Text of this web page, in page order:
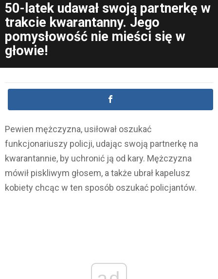
50-latek udawał swoją partnerkę w
trakcie kwarantanny. Jego
pomysłowość nie mieści się w
głowie!
Pewien mężczyzna, usiłował oszukać
funkcjonariuszy policji, udając swoją partnerkę na
kwarantannie, by uchronić ją od kary. Mężczyzna
mówił piskliwym głosem, a także ubrał kapelusz
kobiety chcąc w ten sposób oszukać policjantów.